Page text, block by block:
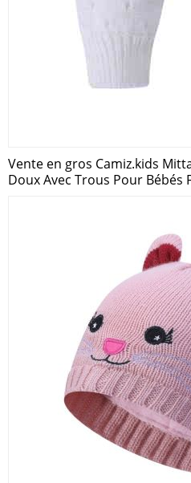
Vente en gros Camiz.kids
Doux Avec Trous Pour Bébés